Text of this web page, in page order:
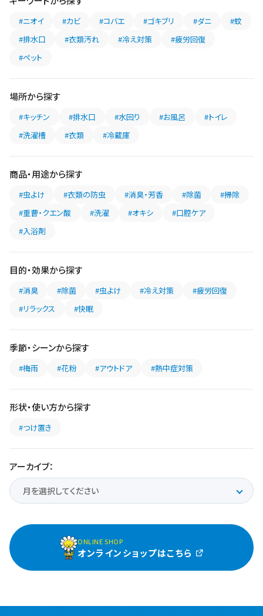
#ニオイ #カビ #コバエ #ゴキブリ #ダニ
#蚊
#排水口
#衣類汚れ #冷え対策
#疲労回復
#ペット
場所から探す
#キッチン #排水口 #水回り #お風呂
#トイレ
#洗濯槽
#衣類 #冷蔵庫
商品・用途から探す
#虫よけ #衣類の防虫 #消臭・芳香 #除菌
#掃除
#重曹・クエン酸
#洗濯 #オキシ
#口腔ケア
#入浴剤
目的・効果から探す
#消臭 #除菌 #虫よけ #冷え対策
#疲労回復
#リラックス
#快眠
季節・シーンから探す
#梅雨 #花粉 #アウトドア #熱中症対策
形状・使い方から探す
#つけ置き
アーカイブ：
ONLINE SHOP
オンラインショップはこちら